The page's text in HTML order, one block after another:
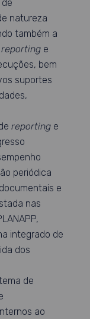
natureza
também a
reporting e
bem
suportes
reportinge
periódica
e
nas
integrado de
dos
de
ao